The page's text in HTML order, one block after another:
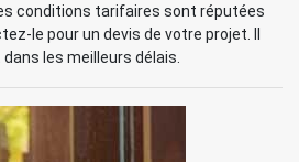
conditions tarifaires sont réputées
le pour un devis de votre projet. Il
les meilleurs délais.